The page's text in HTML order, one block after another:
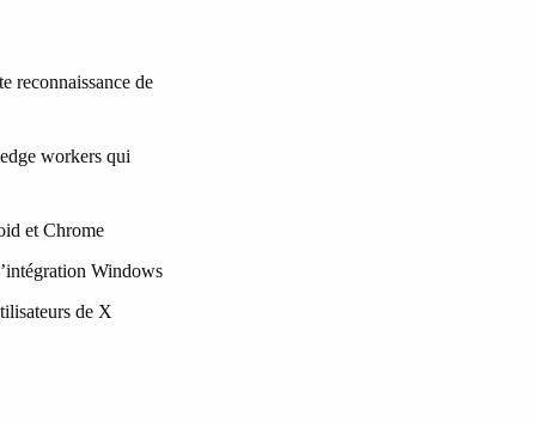
reconnaissance de
workers qui
et Chrome
Windows
de X